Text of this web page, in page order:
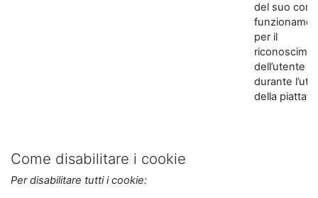
del suo
per il
dell’utente
durante
della
Come disabilitare i cookie
Per disabilitare tutti i cookie: